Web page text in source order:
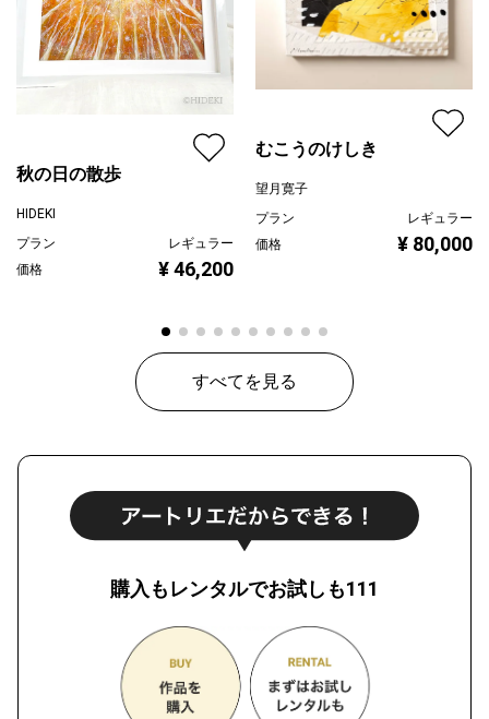
秋の日の散歩
HIDEKI
プラン
レギュラー
価格
¥ 46,200
むこうのけしき
望月寛子
プラン
レギュラー
価格
¥ 80,000
すべてを見る
購入もレンタルでお試しも111